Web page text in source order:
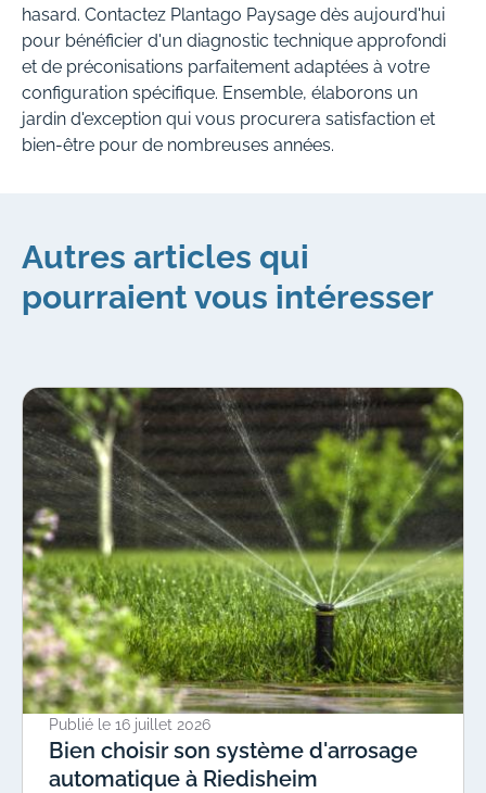
hasard. Contactez Plantago Paysage dès aujourd'hui
pour bénéficier d'un diagnostic technique approfondi
et de préconisations parfaitement adaptées à votre
configuration spécifique. Ensemble, élaborons un
jardin d'exception qui vous procurera satisfaction et
bien-être pour de nombreuses années.
Autres articles qui
pourraient vous intéresser
Publié le 16 juillet 2026
Bien choisir son système d'arrosage
automatique à Riedisheim